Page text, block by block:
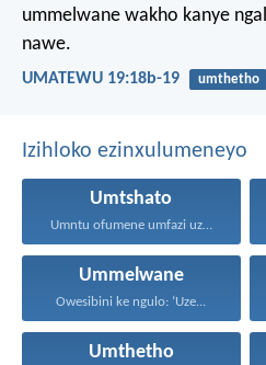
ummelwane wakho kanye
nawe.
UMATEWU 19:18b-19 umthetho
Izihloko ezinxulumeneyo
Umtshato
Umntu ofumene umfazi uzuze...
Ummelwane
Owesibini ke ngulo: ‘Uze...
Umthetho